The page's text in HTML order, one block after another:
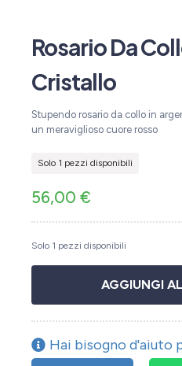
Rosario Da
Cristallo
Stupendo rosario da collo in
un meraviglioso cuore rosso
Solo 1 pezzi disponibili
56,00 €
Solo 1 pezzi disponibili
AGGIUNGI
Hai bisogno d'aiuto